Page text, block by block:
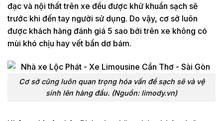
đạc và nội thất trên xe đều được khử khuẩn sạch sẽ
trước khi đến tay người sử dụng. Do vậy, cơ sở luôn
được khách hàng đánh giá 5 sao bởi trên xe không có
mùi khó chịu hay vết bẩn dơ bám.
Cơ sở cũng luôn quan trọng hóa vấn đề sạch sẽ và vệ
sinh lên hàng đầu. (Nguồn: limody.vn)